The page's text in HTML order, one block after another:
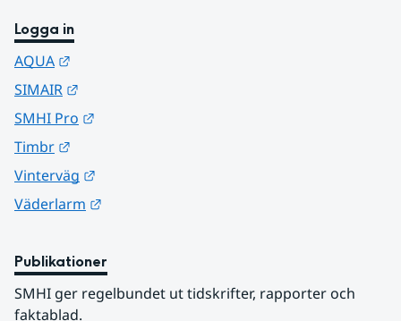
Logga in
AQUA
SIMAIR
SMHI Pro
Timbr
Vinterväg
Väderlarm
Publikationer
SMHI ger regelbundet ut tidskrifter, rapporter och
faktablad.